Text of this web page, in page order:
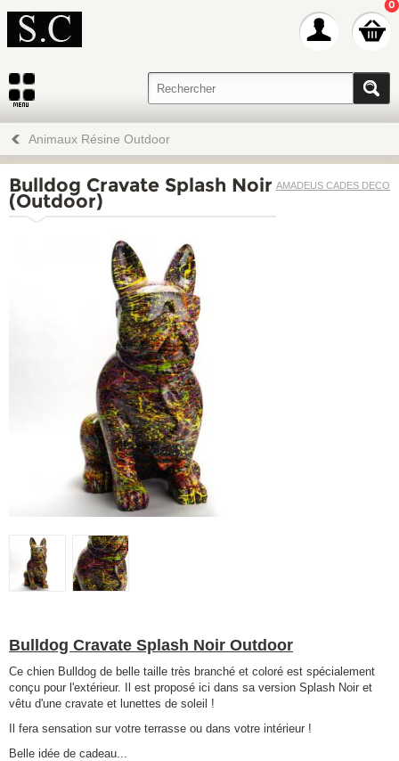
0
Animaux Résine Outdoor
AMADEUS CADES DECO
Bulldog Cravate Splash Noir
(Outdoor)
Bulldog Cravate Splash Noir Outdoor
Ce chien Bulldog de belle taille très branché et coloré est spécialement
conçu pour l'extérieur. Il est proposé ici dans sa version Splash Noir et
vêtu d'une cravate et lunettes de soleil !
Il fera sensation sur votre terrasse ou dans votre intérieur !
Belle idée de cadeau...